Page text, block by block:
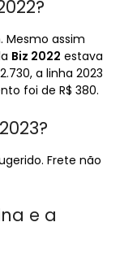
Mesmo assim
Biz 2022 estava
a linha 2023
foi de R$ 380.
Frete não
e a